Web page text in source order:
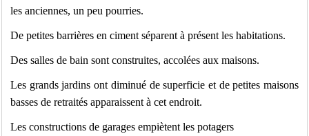
les anciennes, un peu pourries.
De petites barrières en ciment séparent à présent les habitations.
Des salles de bain sont construites, accolées aux maisons.
Les grands jardins ont diminué de superficie et de petites maisons
basses de retraités apparaissent à cet endroit.
Les constructions de garages empiètent les potagers